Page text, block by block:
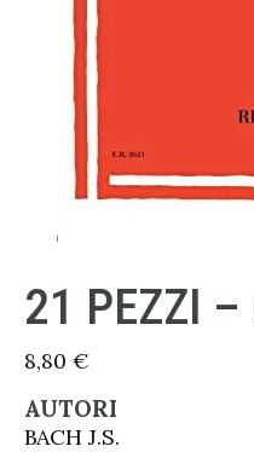
21 PEZZI
8,80 €
AUTORI
BACH J.S.